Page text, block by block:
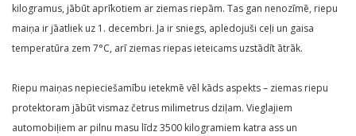
kilogramus, jābūt aprīkotiem ar ziemas riepām. Tas gan nenozīmē, riepu
maiņa ir jāatliek uz 1. decembri. Ja ir sniegs, apledojuši ceļi un gaisa
temperatūra zem 7°C, arī ziemas riepas ieteicams uzstādīt ātrāk.
Riepu maiņas nepieciešamību ietekmē vēl kāds aspekts – ziemas riepu
protektoram jābūt vismaz četrus milimetrus dziļam. Vieglajiem
automobiļiem ar pilnu masu līdz 3500 kilogramiem katra ass un